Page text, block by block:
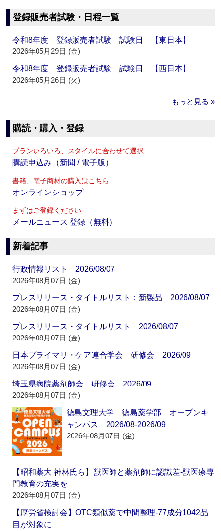
登録販売者試験・日程一覧
令和8年度 登録販売者試験 試験日 【東日本】
2026年05月29日 (金)
令和8年度 登録販売者試験 試験日 【西日本】
2026年05月26日 (火)
もっと見る »
購読・購入・登録
プランいろいろ、スタイルに合わせて選択
購読申込み（新聞 / 電子版）
書籍、電子商材の購入はこちら
オンラインショップ
まずはご登録ください
メールニュース 登録（無料）
新着記事
行政情報リスト 2026/08/07
2026年08月07日 (金)
プレスリリース・タイトルリスト：新製品 2026/08/07
2026年08月07日 (金)
プレスリリース・タイトルリスト 2026/08/07
2026年08月07日 (金)
日本プライマリ・ケア連合学会 研修会 2026/09
2026年08月07日 (金)
埼玉県病院薬剤師会 研修会 2026/09
2026年08月07日 (金)
徳島文理大学 徳島薬学部 オープンキ
ャンパス 2026/08-2026/09
2026年08月07日 (金)
【昭和薬大 神林氏ら】獣医師と薬剤師に認識差‐獣医療専
門教育の充実を
2026年08月07日 (金)
【厚労省検討会】OTC類似薬で中間整理‐77成分1042品
目が対象に